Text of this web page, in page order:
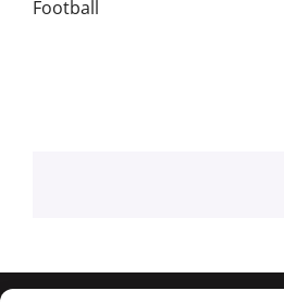
Football